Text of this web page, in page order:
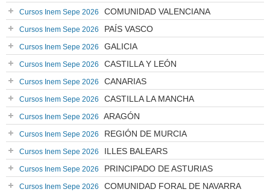
Cursos Inem Sepe 2026 COMUNIDAD VALENCIANA
Cursos Inem Sepe 2026 PAÍS VASCO
Cursos Inem Sepe 2026 GALICIA
Cursos Inem Sepe 2026 CASTILLA Y LEÓN
Cursos Inem Sepe 2026 CANARIAS
Cursos Inem Sepe 2026 CASTILLA LA MANCHA
Cursos Inem Sepe 2026 ARAGÓN
Cursos Inem Sepe 2026 REGIÓN DE MURCIA
Cursos Inem Sepe 2026 ILLES BALEARS
Cursos Inem Sepe 2026 PRINCIPADO DE ASTURIAS
Cursos Inem Sepe 2026 COMUNIDAD FORAL DE NAVARRA